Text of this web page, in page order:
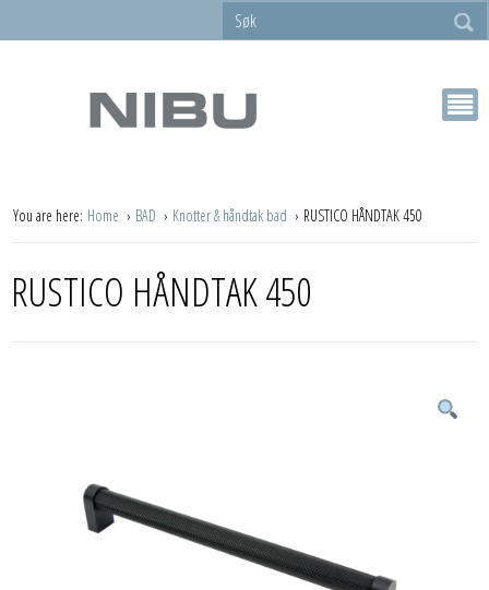
You are here: Home BAD Knotter & håndtak bad RUSTICO HÅNDTAK 450
RUSTICO HÅNDTAK 450